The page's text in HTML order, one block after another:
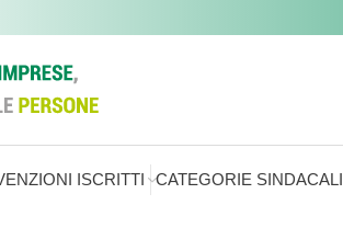
ISCRITTI CATEGORIE SINDACALI